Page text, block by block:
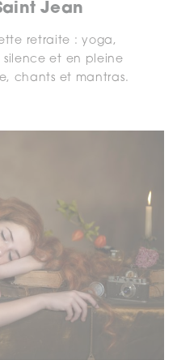
Jean
retraite : yoga,
et en pleine
chants et mantras.